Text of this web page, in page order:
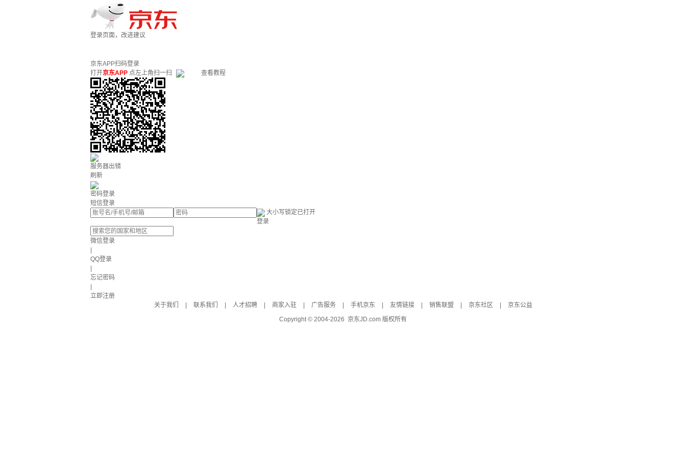
登录页面，改进建议
京东APP扫码登录
打开京东APP 点左上角扫一扫 查看教程
服务器出错
刷新
密码登录
短信登录
大小写锁定已打开
登录
微信登录
QQ登录
忘记密码
立即注册
关于我们
联系我们 人才招聘 商家入驻 广告服务 手机京东 友情链接 销售联盟 京东社区
京东公益
Copyright © 2004-2026 京东JD.com 版权所有